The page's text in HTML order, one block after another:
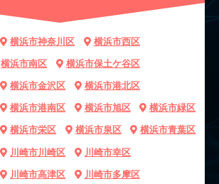
横浜市神奈川区 横浜市西区
横浜市南区 横浜市保土ケ谷区
横浜市金沢区 横浜市港北区
横浜市港南区 横浜市旭区 横浜市緑区
横浜市栄区 横浜市泉区 横浜市青葉区
川崎市川崎区 川崎市幸区
川崎市高津区 川崎市多摩区